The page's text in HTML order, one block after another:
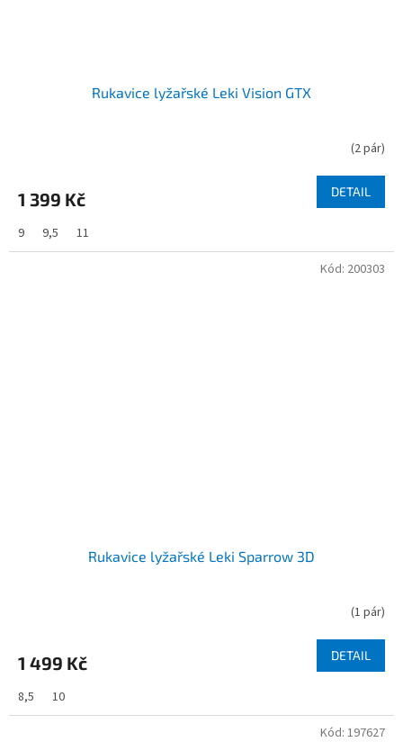
Rukavice lyžařské Leki Vision GTX
(2 pár)
1 399 Kč DETAIL
9 9,5 11
Rukavice lyžařské Leki Sparrow 3D
(1 pár)
1 499 Kč DETAIL
8,5 10
Kód: 200303
Kód: 197627